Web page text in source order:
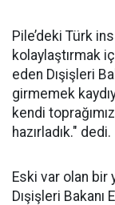
Pile’deki Türk
kolaylaştırmak
eden Dışişleri
girmemek
kendi
hazırladık." dedi.
Eski var olan bir
Dışişleri Bakanı